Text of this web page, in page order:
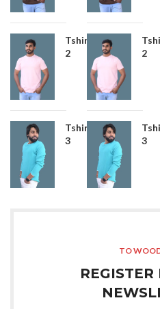
Tshirt
2
Tshirt
3
2
3
TO
REGISTER